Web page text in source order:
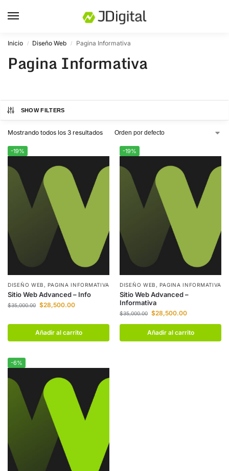
Inicio / Diseño Web / Pagina Informativa
Pagina Informativa
SHOW FILTERS
Mostrando todos los 3 resultados
-19%
DISEÑO WEB , PAGINA INFORMATIVA
Sitio Web Advanced – Info
$35,000.00 $28,500.00
Añadir al carrito
-19%
DISEÑO WEB , PAGINA INFORMATIVA
Sitio Web Advanced –
Informativa
$35,000.00 $28,500.00
Añadir al carrito
-6%